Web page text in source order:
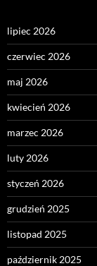
lipiec 2026
czerwiec 2026
maj 2026
kwiecień 2026
marzec 2026
luty 2026
styczeń 2026
grudzień 2025
listopad 2025
październik 2025